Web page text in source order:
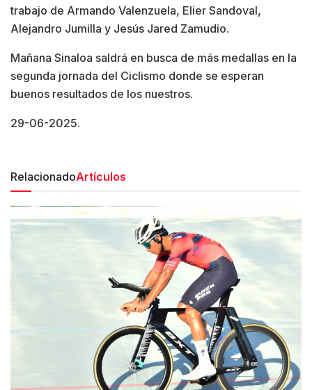
trabajo de Armando Valenzuela, Elier Sandoval,
Alejandro Jumilla y Jesús Jared Zamudio.
Mañana Sinaloa saldrá en busca de más medallas en la
segunda jornada del Ciclismo donde se esperan
buenos resultados de los nuestros.
29-06-2025.
RelacionadoArtículos